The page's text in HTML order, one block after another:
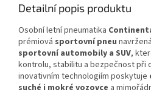
Detailní popis produktu
Osobní letní pneumatika
prémiová sportovní pneu
sportovní automobily a SUV,
kontrolu, stabilitu a bezpečnost při
inovativním technologiím poskytuje
suché i mokré vozovce a